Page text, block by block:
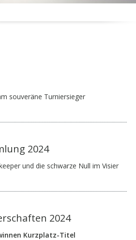
souveräne Turniersieger
2024
und die schwarze Null im Visier
2024
Kurzplatz-Titel